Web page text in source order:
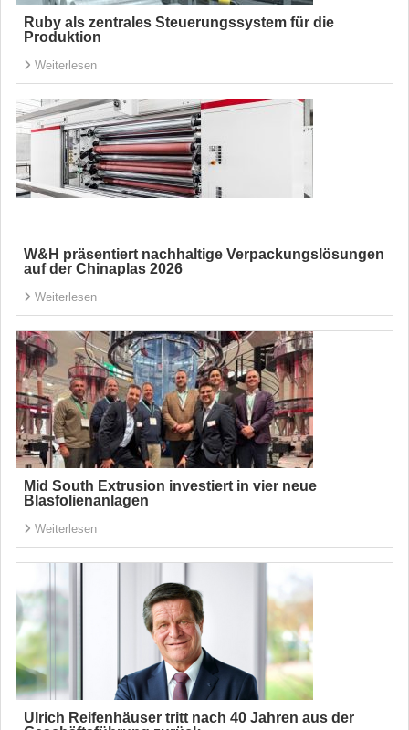
Ruby als zentrales Steuerungssystem für die
Produktion
Weiterlesen
W&H präsentiert nachhaltige Verpackungslösungen
auf der Chinaplas 2026
Weiterlesen
Mid South Extrusion investiert in vier neue
Blasfolienanlagen
Weiterlesen
Ulrich Reifenhäuser tritt nach 40 Jahren aus der